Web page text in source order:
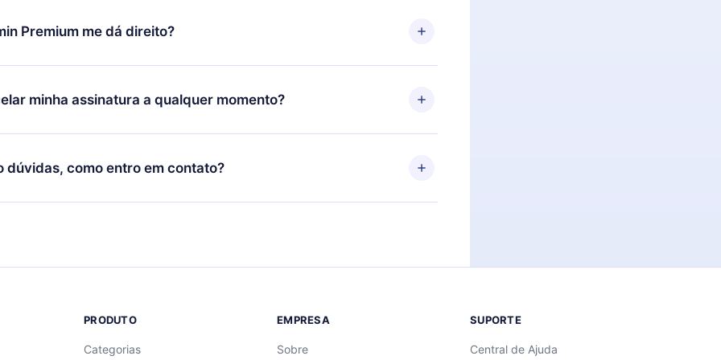
decidiu mudar sua assinatura mensal para anual, após confirmar a
o plano anual, o novo plano só será aplicado e cobrado após o aniversário
Premium me dá direito?
é um plano que te garante acesso a toda nossa biblioteca de 2500+
em 3 línguas (Inglês, espanhol e português) que você pode ler ou
momento através do nosso aplicativo disponível para iOS, Android e
minha assinatura a qualquer momento?
por não renovar sua assinatura do 12min, você pode cancelar a
e o próximo ciclo de cobrança não ocorrerá.
dúvidas, como entro em contato?
para entrar em contato porsupport@12min.com.
PRODUTO
Categorias
EMPRESA
Sobre
SUPORTE
Central de Ajuda